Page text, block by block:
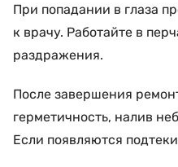
При попадании в глаза
к врачу. Работайте в
раздражения.
После завершения
герметичность, налив
Если появляются